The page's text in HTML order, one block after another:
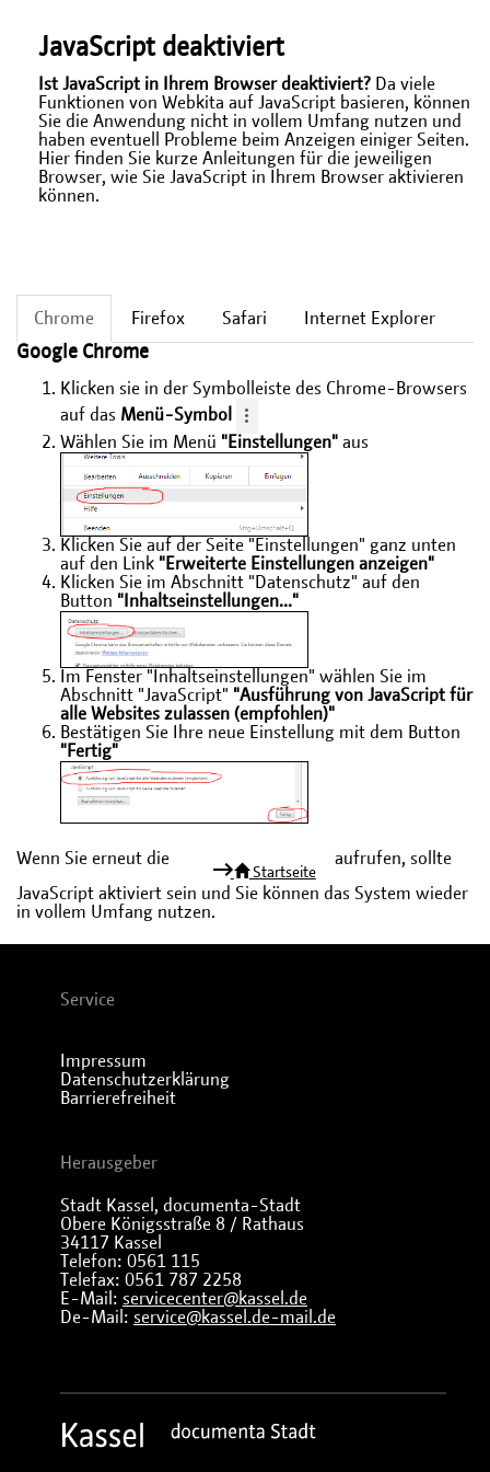
JavaScript deaktiviert
Ist JavaScript in Ihrem Browser deaktiviert? Da viele
Funktionen von Webkita auf JavaScript basieren, können
Sie die Anwendung nicht in vollem Umfang nutzen und
haben eventuell Probleme beim Anzeigen einiger Seiten.
Hier finden Sie kurze Anleitungen für die jeweiligen
Browser, wie Sie JavaScript in Ihrem Browser aktivieren
können.
Chrome Firefox Safari Internet Explorer
Google Chrome
Klicken sie in der Symbolleiste des Chrome-Browsers
auf das Menü-Symbol
Wählen Sie im Menü "Einstellungen" aus
Klicken Sie auf der Seite "Einstellungen" ganz unten
auf den Link "Erweiterte Einstellungen anzeigen"
Klicken Sie im Abschnitt "Datenschutz" auf den
Button "Inhaltseinstellungen..."
Im Fenster "Inhaltseinstellungen" wählen Sie im
Abschnitt "JavaScript" "Ausführung von JavaScript für
alle Websites zulassen (empfohlen)"
Bestätigen Sie Ihre neue Einstellung mit dem Button
"Fertig"
Wenn Sie erneut die
Startseite
aufrufen, sollte
JavaScript aktiviert sein und Sie können das System wieder
in vollem Umfang nutzen.
Service
Impressum
Datenschutzerklärung
Barrierefreiheit
Herausgeber
Stadt Kassel, documenta-Stadt
Obere Königsstraße 8 / Rathaus
34117 Kassel
Telefon: 0561 115
Telefax: 0561 787 2258
E-Mail: servicecenter@kassel.de
De-Mail: service@kassel.de-mail.de